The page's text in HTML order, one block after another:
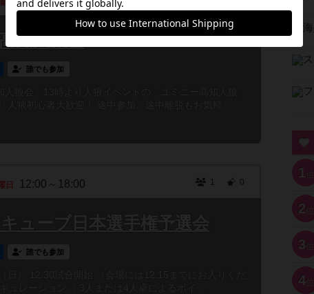
知人狼会
誰でも参加
日 12:00～18:00 1 0
ューブ日本選手権予選会
誰でも参加
1 位
2 位
3 位
4位